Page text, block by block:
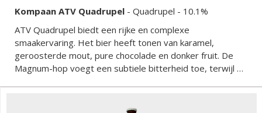
Kompaan ATV Quadrupel - Quadrupel - 10.1%
ATV Quadrupel biedt een rijke en complexe
smaakervaring. Het bier heeft tonen van karamel,
geroosterde mout, pure chocolade en donker fruit. De
Magnum-hop voegt een subtiele bitterheid toe, terwijl de
en fluweelzacht, met een verwarmende afdronk.